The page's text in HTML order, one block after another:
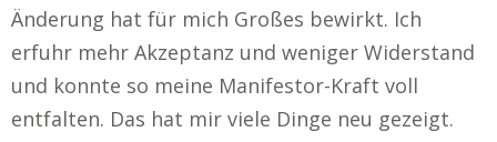
Änderung hat für mich Großes bewirkt. Ich
erfuhr mehr Akzeptanz und weniger Widerstand
und konnte so meine Manifestor-Kraft voll
entfalten. Das hat mir viele Dinge neu gezeigt.